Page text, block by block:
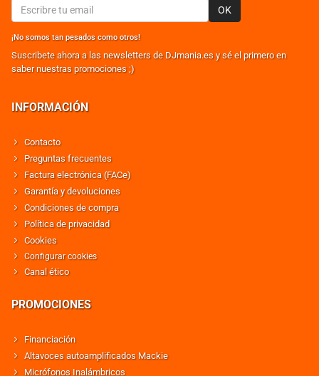
OK
¡No somos tan pesados como otros!
Suscribete ahora a las newsletters de DJmania.es y sé el primero en
saber nuestras promociones ;)
INFORMACIÓN
Contacto
Preguntas frecuentes
Factura electrónica (FACe)
Garantía y devoluciones
Condiciones de compra
Política de privacidad
Cookies
Configurar cookies
Canal ético
PROMOCIONES
Financiación
Altavoces autoamplificados Mackie
Micrófonos Inalámbricos